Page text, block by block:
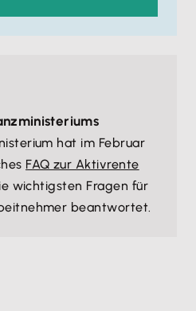
hat im Februar
FAQ zur Aktivrente
wichtigsten Fragen für
beantwortet.